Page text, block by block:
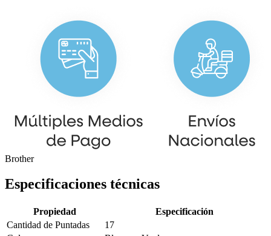
Brother
Especificaciones técnicas
Propiedad
Especificación
Cantidad de Puntadas
17